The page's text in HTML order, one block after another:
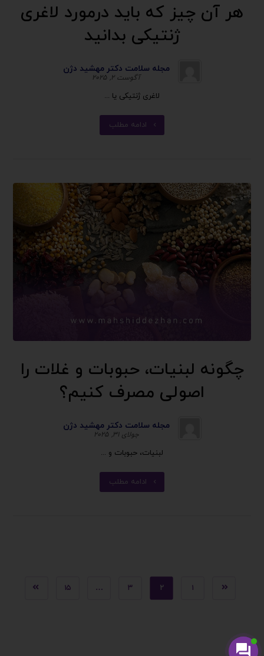
هر آن چیز که باید درمورد لاغری
ژنتیکی بدانید
مجله سلامت دکتر مهشید دژن
آگوست ۲, ۲۰۲۵
لاغری ژنتیکی یا ...
ادامه مطلب
چگونه لبنیات، حبوبات و غلات را
اصولی مصرف کنیم؟
مجله سلامت دکتر مهشید دژن
جولای ۳۱, ۲۰۲۵
لبنیات، حبوبات و ...
ادامه مطلب
۱ ۲ ۳ … ۱۵